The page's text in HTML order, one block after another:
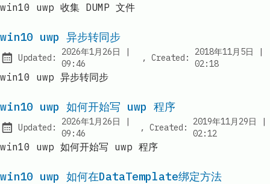
win10 uwp 收集 DUMP 文件
win10 uwp 异步转同步
Updated:
2026年1月26日 |
09:46
, Created:
2018年11月5日 |
02:18
win10 uwp 异步转同步
win10 uwp 如何开始写 uwp 程序
Updated:
2026年1月26日 |
09:46
, Created:
2019年11月29日
|
at
02:12
win10 uwp 如何开始写 uwp 程序
win10 uwp 如何在DataTemplate绑定方法